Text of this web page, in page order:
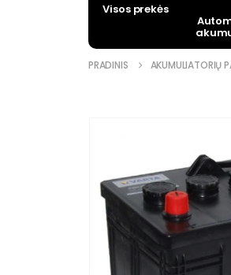
Visos prekės
PRADINIS AKUMULIATORIŲ